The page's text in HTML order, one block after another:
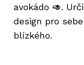
avokádo 🥑.
design pro
blízkého.